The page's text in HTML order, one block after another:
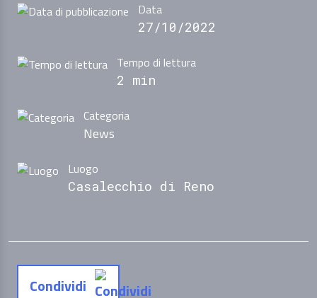
Data
27/10/2022
Tempo di lettura
2 min
Categoria
News
Luogo
Casalecchio di Reno
Condividi